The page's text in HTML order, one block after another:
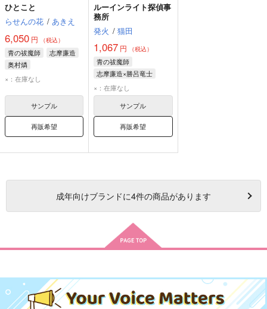
ひとこと
らせんの花 / あきえ
6,050 円 （税込）
青の祓魔師
志摩廉造
奥村燐
ルーイン・ライト
×：在庫なし
サンプル
再販希望
ルーインライト探偵事
務所
発火 / 猫田
1,067 円 （税込）
青の祓魔師
志摩廉造×勝呂竜士
勝呂竜士
ルーイン・ライト
志摩廉造
×：在庫なし
サンプル
再販希望
成年向けブランドに4件の商品があります